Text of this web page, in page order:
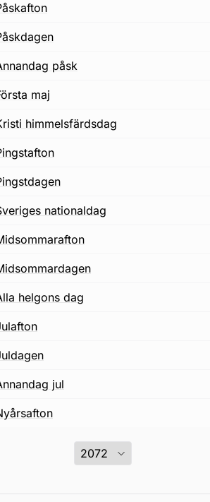
påskafton
påskdagen
annandag påsk
första maj
Kristi himmelsfärdsdag
pingstafton
pingstdagen
Sveriges nationaldag
midsommarafton
midsommardagen
alla helgons dag
julafton
juldagen
annandag jul
nyårsafton